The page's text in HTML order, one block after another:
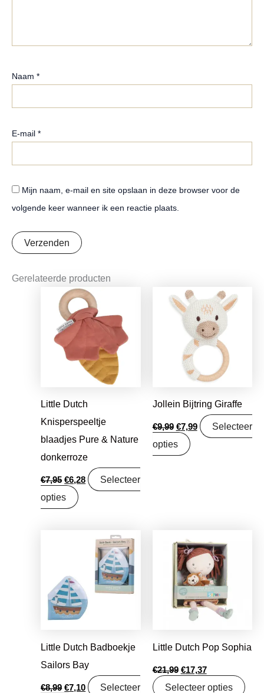
Naam *
E-mail *
Mijn naam, e-mail en site opslaan in deze browser voor de
volgende keer wanneer ik een reactie plaats.
Gerelateerde producten
Little Dutch
Knisperspeeltje
blaadjes Pure & Nature
donkerroze
€7,95
Oorspronkelijke
prijs
was:
€7,95.
€6,28
Huidige
prijs
is:
€6,28.
Selecteer
opties
Jollein Bijtring Giraffe
€9,99
Oorspronkelijke
prijs
was:
€9,99.
€7,99
Huidige
prijs
is:
€7,99.
Selecteer
opties
Little Dutch Badboekje
Sailors Bay
€8,99
Oorspronkelijke
€7,10
Huidige
prijs
is:
€7,10.
Selecteer
Little Dutch Pop Sophia
€21,99
prijs
was:
€21,99.
€17,37
prijs
is:
€17,37.
Selecteer opties